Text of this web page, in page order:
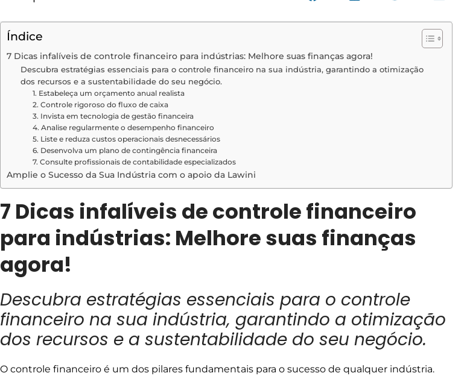
Índice
7 Dicas infalíveis de controle financeiro para indústrias: Melhore suas finanças agora!
Descubra estratégias essenciais para o controle financeiro na sua indústria, garantindo a otimização
dos recursos e a sustentabilidade do seu negócio.
1. Estabeleça um orçamento anual realista
2. Controle rigoroso do fluxo de caixa
3. Invista em tecnologia de gestão financeira
4. Analise regularmente o desempenho financeiro
5. Liste e reduza custos operacionais desnecessários
6. Desenvolva um plano de contingência financeira
7. Consulte profissionais de contabilidade especializados
Amplie o Sucesso da Sua Indústria com o apoio da Lawini
7 Dicas infalíveis de controle financeiro
para indústrias: Melhore suas finanças
agora!
Descubra estratégias essenciais para o controle
financeiro na sua indústria, garantindo a otimização
dos recursos e a sustentabilidade do seu negócio.
O controle financeiro é um dos pilares fundamentais para o sucesso de qualquer indústria.